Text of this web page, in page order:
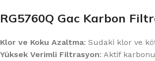
RG5760Q Gac Karbon
Klor ve Koku Azaltma: Sudaki klor ve
Yüksek Verimli Filtrasyon: Aktif